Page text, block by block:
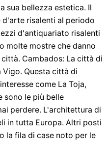
sua bellezza estetica. Il
d'arte risalenti al periodo
d'antiquariato risalenti
molte mostre che danno
Cambados: La città di
Questa città di
come La Toja,
sono le più belle
perdere. L'architettura di
in tutta Europa. Altri posti
la fila di case noto per le